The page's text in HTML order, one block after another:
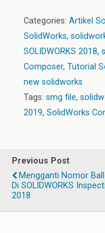
Categories: Artikel
SolidWorks,
SOLIDWORKS 2018,
Composer, Tutorial
new solidworks
Tags: smg file,
2019, SolidWorks
Previous Post
Mengganti Nomor
Di SOLIDWORKS
2018